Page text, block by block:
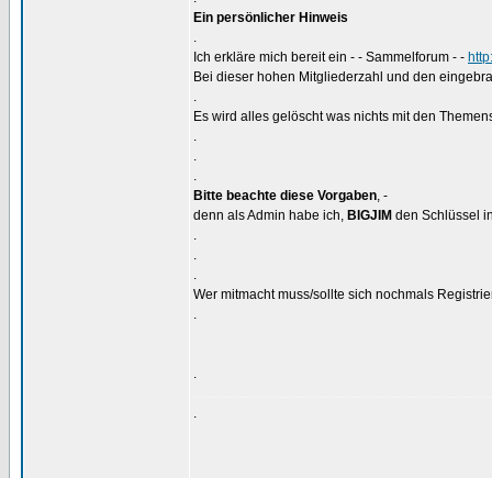
Ein persönlicher Hinweis
.
Ich erkläre mich bereit ein - - Sammelforum - -
Bei dieser hohen Mitgliederzahl und den
.
Es wird alles gelöscht was nichts mit den
.
.
.
Bitte beachte diese Vorgaben, -
denn als Admin habe ich, BIGJIM den Schlüssel
.
.
.
Wer mitmacht muss/sollte sich nochmals
.
.
.